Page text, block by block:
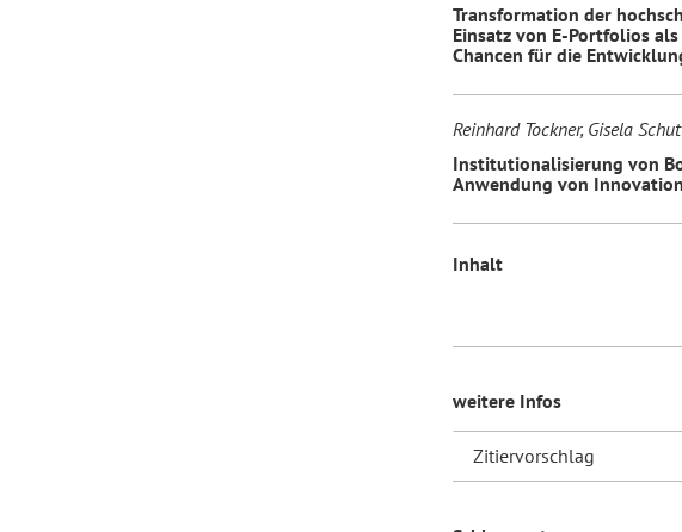
Transformation der
Einsatz von E-Portfolios
Chancen für die
Reinhard Tockner, Gisela
Institutionalisierung von
Anwendung von
Inhalt
weitere Infos
Zitiervorschlag